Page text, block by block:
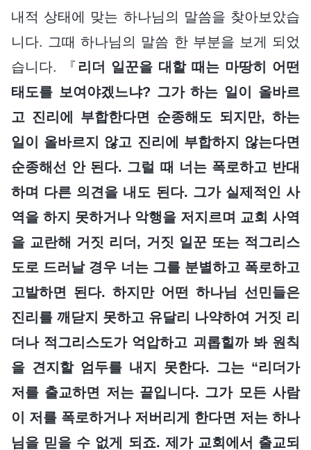
내적 상태에 맞는 하나님의 말씀을 찾아보았습
니다. 그때 하나님의 말씀 한 부분을 보게 되었
습니다. 『 리더 일꾼을 대할 때는 마땅히 어떤
태도를 보여야겠느냐? 그가 하는 일이 올바르
고 진리에 부합한다면 순종해도 되지만, 하는
일이 올바르지 않고 진리에 부합하지 않는다면
순종해선 안 된다. 그럴 때 너는 폭로하고 반대
하며 다른 의견을 내도 된다. 그가 실제적인 사
역을 하지 못하거나 악행을 저지르며 교회 사역
을 교란해 거짓 리더, 거짓 일꾼 또는 적그리스
도로 드러날 경우 너는 그를 분별하고 폭로하고
고발하면 된다. 하지만 어떤 하나님 선민들은
진리를 깨닫지 못하고 유달리 나약하여 거짓 리
더나 적그리스도가 억압하고 괴롭힐까 봐 원칙
을 견지할 엄두를 내지 못한다. 그는 “리더가
저를 출교하면 저는 끝입니다. 그가 모든 사람
이 저를 폭로하거나 저버리게 한다면 저는 하나
님을 믿을 수 없게 되죠. 제가 교회에서 출교되